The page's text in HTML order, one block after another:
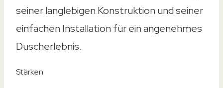
seiner langlebigen Konstruktion und seiner
einfachen Installation für ein angenehmes
Duscherlebnis.
Stärken